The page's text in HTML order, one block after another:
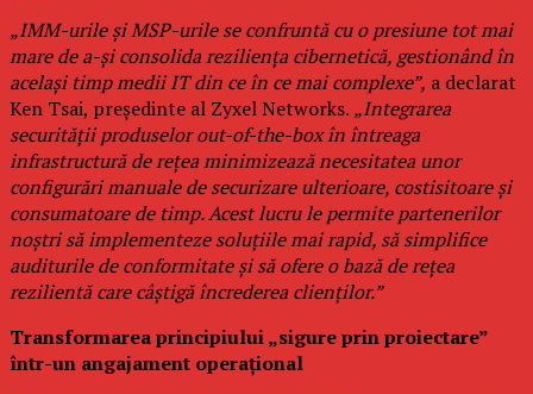
„IMM-urile și MSP-urile se confruntă cu o presiune tot mai
mare de a-și consolida reziliența cibernetică, gestionând în
același timp medii IT din ce în ce mai complexe”, a declarat
Ken Tsai, președinte al Zyxel Networks. „Integrarea
securității produselor out-of-the-box în întreaga
infrastructură de rețea minimizează necesitatea unor
configurări manuale de securizare ulterioare, costisitoare și
consumatoare de timp. Acest lucru le permite partenerilor
noștri să implementeze soluțiile mai rapid, să simplifice
auditurile de conformitate și să ofere o bază de rețea
rezilientă care câștigă încrederea clienților.”
Transformarea principiului „sigure prin proiectare”
într-un angajament operațional